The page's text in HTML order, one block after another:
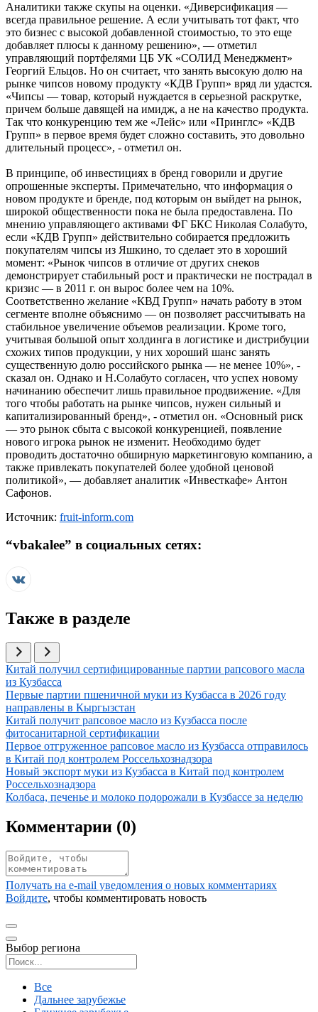
Аналитики также скупы на оценки. «Диверсификация —
всегда правильное решение. А если учитывать тот факт, что
это бизнес с высокой добавленной стоимостью, то это еще
добавляет плюсы к данному решению», — отметил
управляющий портфелями ЦБ УК «СОЛИД Менедж­мент»
Георгий Ельцов. Но он считает, что занять высокую долю на
рынке чипсов новому продукту «КДВ Групп» вряд ли удастся.
«Чипсы — товар, который нуждается в серьезной раскрутке,
причем больше давящей на имидж, а не на качество продукта.
Так что конкуренцию тем же «Лейс» или «Принглс» «КДВ
Групп» в первое время будет сложно составить, это довольно
длительный процесс», - отметил он.
В принципе, об инвестициях в бренд говорили и другие
опрошенные эксперты. Примечательно, что информация о
новом продукте и бренде, под которым он выйдет на рынок,
широкой общественности пока не была предоставлена. По
мнению управляющего активами ФГ БКС Николая Солабуто,
если «КДВ Групп» действительно собирается предложить
покупателям чипсы из Яшкино, то сделает это в хороший
момент: «Рынок чипсов в отличие от других снеков
демонстрирует стабильный рост и практически не пострадал в
кризис — в 2011 г. он вырос более чем на 10%.
Соответственно желание «КВД Групп» начать работу в этом
сегменте вполне объяснимо — он позволяет рассчитывать на
стабильное увеличение объемов реализации. Кроме того,
учитывая большой опыт холдинга в логистике и дистрибуции
схожих типов продукции, у них хороший шанс занять
существенную долю российского рынка — не менее 10%», -
сказал он. Однако и Н.Солабуто согласен, что успех новому
начинанию обеспечит лишь правильное продвижение. «Для
того чтобы работать на рынке чипсов, нужен сильный и
капитализированный бренд», - отметил он. «Основный риск
— это рынок сбыта с высокой конкуренцией, появление
нового игрока рынок не изменит. Необходимо будет
проводить достаточно обширную маркетинговую компанию, а
также привлекать покупателей более удобной ценовой
политикой», — добавляет аналитик «Инвесткафе» Антон
Сафонов.
Источник: fruit-inform.com
“vbakalee” в социальных сетях:
Также в разделе
Иллюстрация новости
Китай получил сертифицированные партии рапсового масла
из Кузбасса
Иллюстрация новости
Первые партии пшеничной муки из Кузбасса в 2026 году
направлены в Кыргызстан
Иллюстрация новости
Китай получит рапсовое масло из Кузбасса после
фитосанитарной сертификации
Иллюстрация новости
Первое отгруженное рапсовое масло из Кузбасса отправилось
в Китай под контролем Россельхознадзора
Иллюстрация новости
Новый экспорт муки из Кузбасса в Китай под контролем
Россельхознадзора
Иллюстрация новости
Колбаса, печенье и молоко подорожали в Кузбассе за неделю
Комментарии (0)
Получать на e‑mail уведомления о новых комментариях
Войдите, чтобы комментировать новость
Выбор региона
Все
Дальнее зарубежье